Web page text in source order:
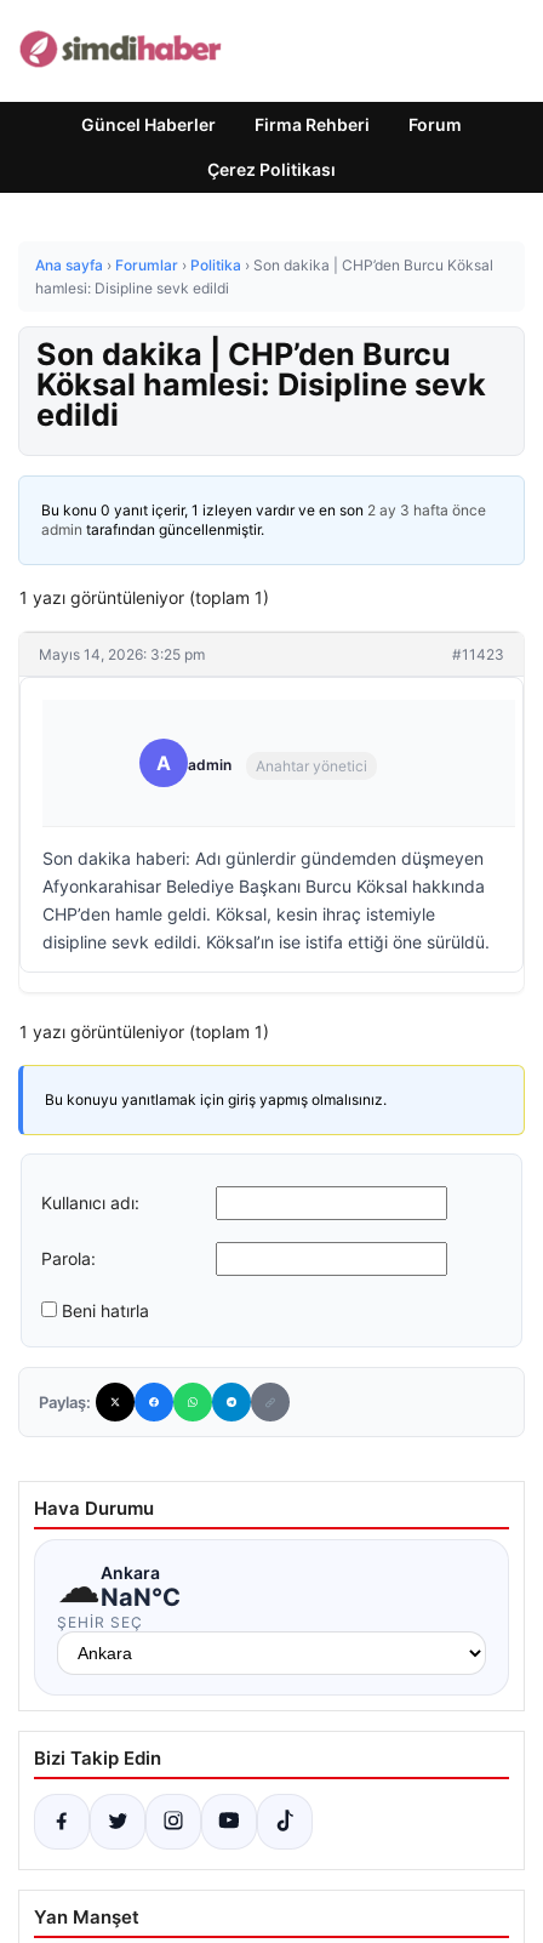
Güncel Haberler Firma Rehberi Forum
Çerez Politikası
Ana sayfa › Forumlar › Politika › Son dakika | CHP’den Burcu Köksal
hamlesi: Disipline sevk edildi
Son dakika | CHP’den Burcu
Köksal hamlesi: Disipline sevk
edildi
Bu konu 0 yanıt içerir, 1 izleyen vardır ve en son 2 ay 3 hafta önce
admin tarafından güncellenmiştir.
1 yazı görüntüleniyor (toplam 1)
Mayıs 14, 2026: 3:25 pm #11423
A admin Anahtar yönetici
Son dakika haberi: Adı günlerdir gündemden düşmeyen
Afyonkarahisar Belediye Başkanı Burcu Köksal hakkında
CHP’den hamle geldi. Köksal, kesin ihraç istemiyle
disipline sevk edildi. Köksal’ın ise istifa ettiği öne sürüldü.
1 yazı görüntüleniyor (toplam 1)
Bu konuyu yanıtlamak için giriş yapmış olmalısınız.
Kullanıcı adı:
Parola:
Beni hatırla
Paylaş:
Hava Durumu
☁Ankara
NaN°C
ŞEHIR SEÇ
Bizi Takip Edin
Yan Manşet